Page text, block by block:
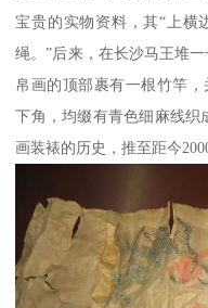
宝贵的实物资料，其“上横
绳。”后来，在长沙马王堆
帛画的顶部裹有一根竹竿
下角，均缀有青色细麻线织
画装裱的历史，推至距今